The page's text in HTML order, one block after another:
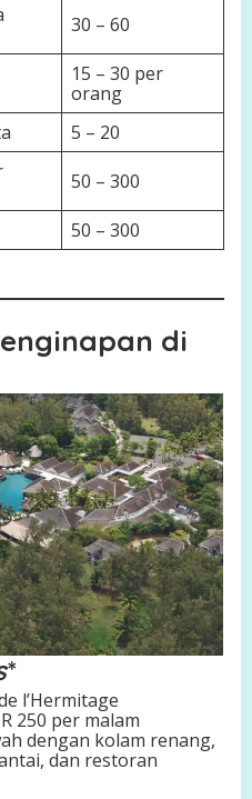
30 – 60
15 – 30 per
orang
5 – 20
50 – 300
50 – 300
di
*
l’Hermitage
250 per malam
dengan kolam renang,
dan restoran